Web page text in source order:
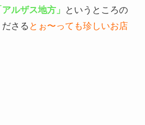
アルザス地方」
というところの
さる とぉ〜っても珍しいお店